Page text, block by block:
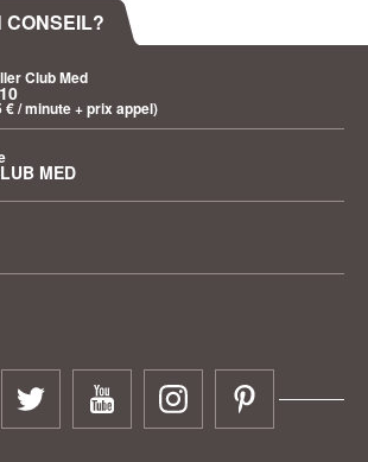
CONSEIL?
Club Med
€ / minute + prix appel)
MED
- facebook
twitter
Club Med - twitter
youtube
Club Med - youtube
instagram
Club Med - instagram
pinterest
Club Med -